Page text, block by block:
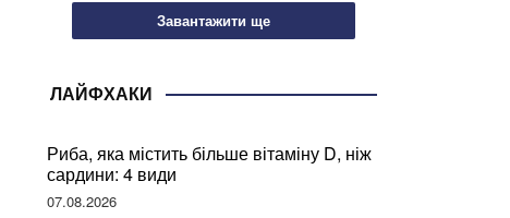
Завантажити ще
ЛАЙФХАКИ
Риба, яка містить більше вітаміну D, ніж
сардини: 4 види
07.08.2026